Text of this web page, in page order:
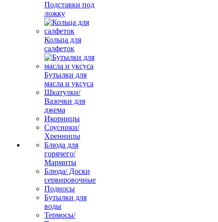
Подставки под
ложку
Кольца для
салфеток
Бутылки для
масла и уксуса
Шкатулки/
Вазочки для
джема
Икорницы
Соусники/
Хренницы
Блюда для
горячего/
Мармиты
Блюда/ Доски
сервировочные
Подносы
Бутылки для
воды
Термосы/